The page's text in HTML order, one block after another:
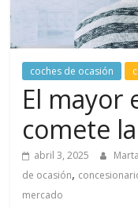
coches de ocasión
El mayor
comete
abril 3, 2025
de ocasión,
mercado